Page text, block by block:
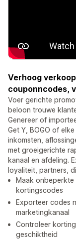
Verhoog
couponncodes,
Voer gerichte
beloon trouwe
Genereer of
Get Y, BOGO of
inkomsten,
met groeigerichte
kanaal en afdeling.
loyaliteit, partners,
Maak
kortingscodes
Exporteer codes
marketingkanaal
Controleer
geschiktheid